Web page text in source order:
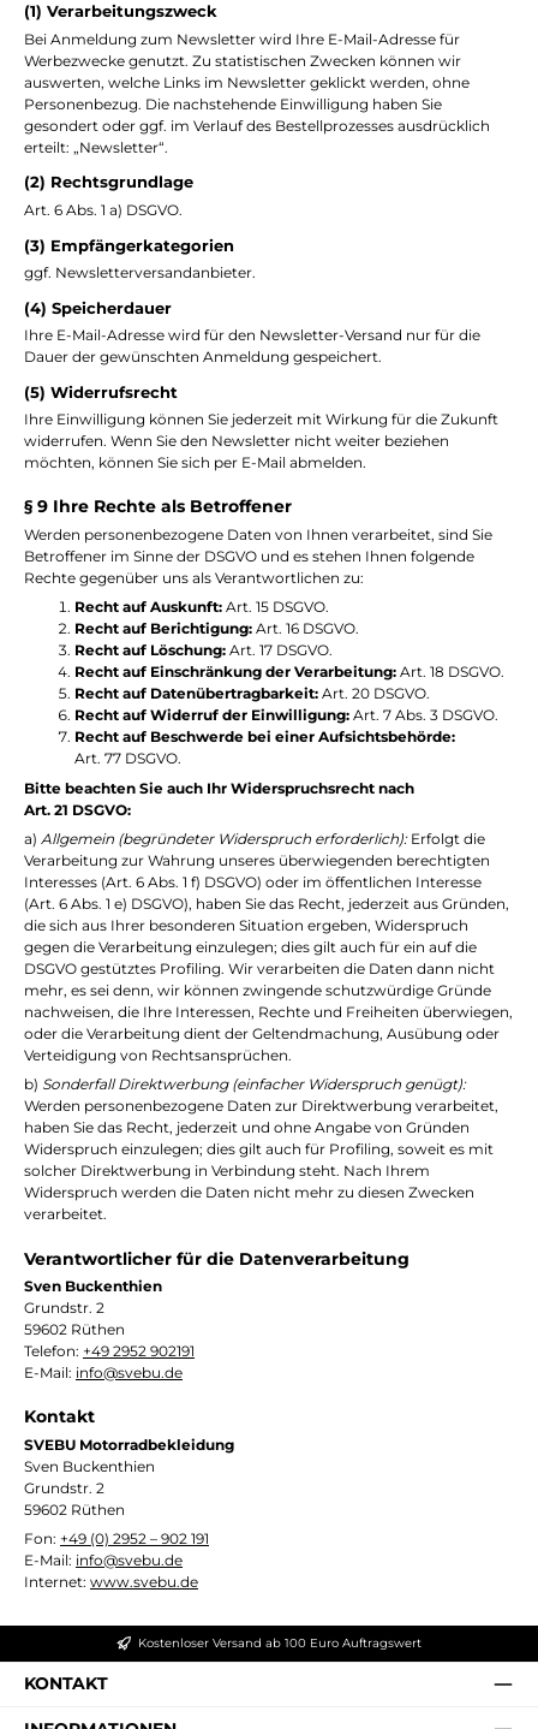
(1) Verarbeitungszweck
Bei Anmeldung zum Newsletter wird Ihre E-Mail-Adresse für
Werbezwecke genutzt. Zu statistischen Zwecken können wir
auswerten, welche Links im Newsletter geklickt werden, ohne
Personenbezug. Die nachstehende Einwilligung haben Sie
gesondert oder ggf. im Verlauf des Bestellprozesses ausdrücklich
erteilt: „Newsletter“.
(2) Rechtsgrundlage
Art. 6 Abs. 1 a) DSGVO.
(3) Empfängerkategorien
ggf. Newsletterversandanbieter.
(4) Speicherdauer
Ihre E-Mail-Adresse wird für den Newsletter-Versand nur für die
Dauer der gewünschten Anmeldung gespeichert.
(5) Widerrufsrecht
Ihre Einwilligung können Sie jederzeit mit Wirkung für die Zukunft
widerrufen. Wenn Sie den Newsletter nicht weiter beziehen
möchten, können Sie sich per E-Mail abmelden.
§ 9 Ihre Rechte als Betroffener
Werden personenbezogene Daten von Ihnen verarbeitet, sind Sie
Betroffener im Sinne der DSGVO und es stehen Ihnen folgende
Rechte gegenüber uns als Verantwortlichen zu:
Recht auf Auskunft:Art. 15 DSGVO.
Recht auf Berichtigung:Art. 16 DSGVO.
Recht auf Löschung:Art. 17 DSGVO.
Recht auf Einschränkung der Verarbeitung:Art. 18 DSGVO.
Recht auf Datenübertragbarkeit:Art. 20 DSGVO.
Recht auf Widerruf der Einwilligung:Art. 7 Abs. 3 DSGVO.
Recht auf Beschwerde bei einer Aufsichtsbehörde:
Art. 77 DSGVO.
Bitte beachten Sie auch Ihr Widerspruchsrecht nach
Art. 21 DSGVO:
a) Allgemein (begründeter Widerspruch erforderlich):Erfolgt die
Verarbeitung zur Wahrung unseres überwiegenden berechtigten
Interesses (Art. 6 Abs. 1 f) DSGVO) oder im öffentlichen Interesse
(Art. 6 Abs. 1 e) DSGVO), haben Sie das Recht, jederzeit aus Gründen,
die sich aus Ihrer besonderen Situation ergeben, Widerspruch
gegen die Verarbeitung einzulegen; dies gilt auch für ein auf die
DSGVO gestütztes Profiling. Wir verarbeiten die Daten dann nicht
mehr, es sei denn, wir können zwingende schutzwürdige Gründe
nachweisen, die Ihre Interessen, Rechte und Freiheiten überwiegen,
oder die Verarbeitung dient der Geltendmachung, Ausübung oder
Verteidigung von Rechtsansprüchen.
b) Sonderfall Direktwerbung (einfacher Widerspruch genügt):
Werden personenbezogene Daten zur Direktwerbung verarbeitet,
haben Sie das Recht, jederzeit und ohne Angabe von Gründen
Widerspruch einzulegen; dies gilt auch für Profiling, soweit es mit
solcher Direktwerbung in Verbindung steht. Nach Ihrem
Widerspruch werden die Daten nicht mehr zu diesen Zwecken
verarbeitet.
Verantwortlicher für die Datenverarbeitung
Sven Buckenthien
Grundstr. 2
59602 Rüthen
Telefon: +49 2952 902191
E-Mail: info@svebu.de
Kontakt
SVEBU Motorradbekleidung
Sven Buckenthien
Grundstr. 2
59602 Rüthen
Fon: +49 (0) 2952 – 902 191
E-Mail: info@svebu.de
Internet: www.svebu.de
Kostenloser Versand ab 100 Euro Auftragswert
KONTAKT